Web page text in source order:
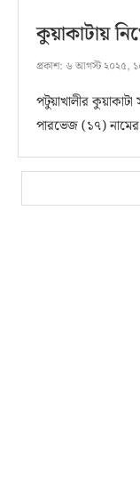
কুয়াকাটায়
প্রকাশ: ৬ আগস্ট ২০২৫,
পটুয়াখালীর
পারভেজ (১৭)